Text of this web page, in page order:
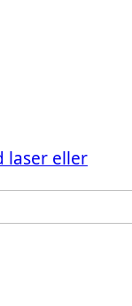
laser eller